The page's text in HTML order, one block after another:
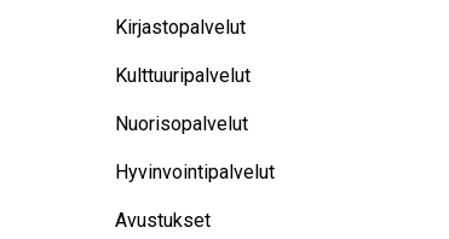
Kirjastopalvelut
Kulttuuripalvelut
Nuorisopalvelut
Hyvinvointipalvelut
Avustukset